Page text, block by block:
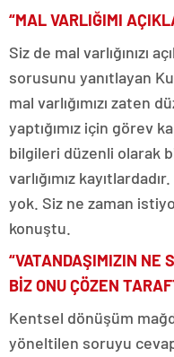
“MAL VARLIĞIMI
Siz de mal varlığınızı
sorusunu yanıtlayan
mal varlığımızı zaten
yaptığımız için görev
bilgileri düzenli olarak
varlığımız
yok. Siz ne zaman
konuştu.
“VATANDAŞIMIZIN NE
BİZ ONU ÇÖZEN
Kentsel dönüşüm
yöneltilen soruyu